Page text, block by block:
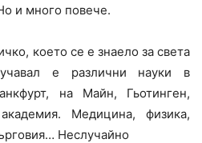
и много повече.
което се е знаело за света
е различни науки в
на Майн, Гьотинген,
Медицина, физика,
Неслучайно